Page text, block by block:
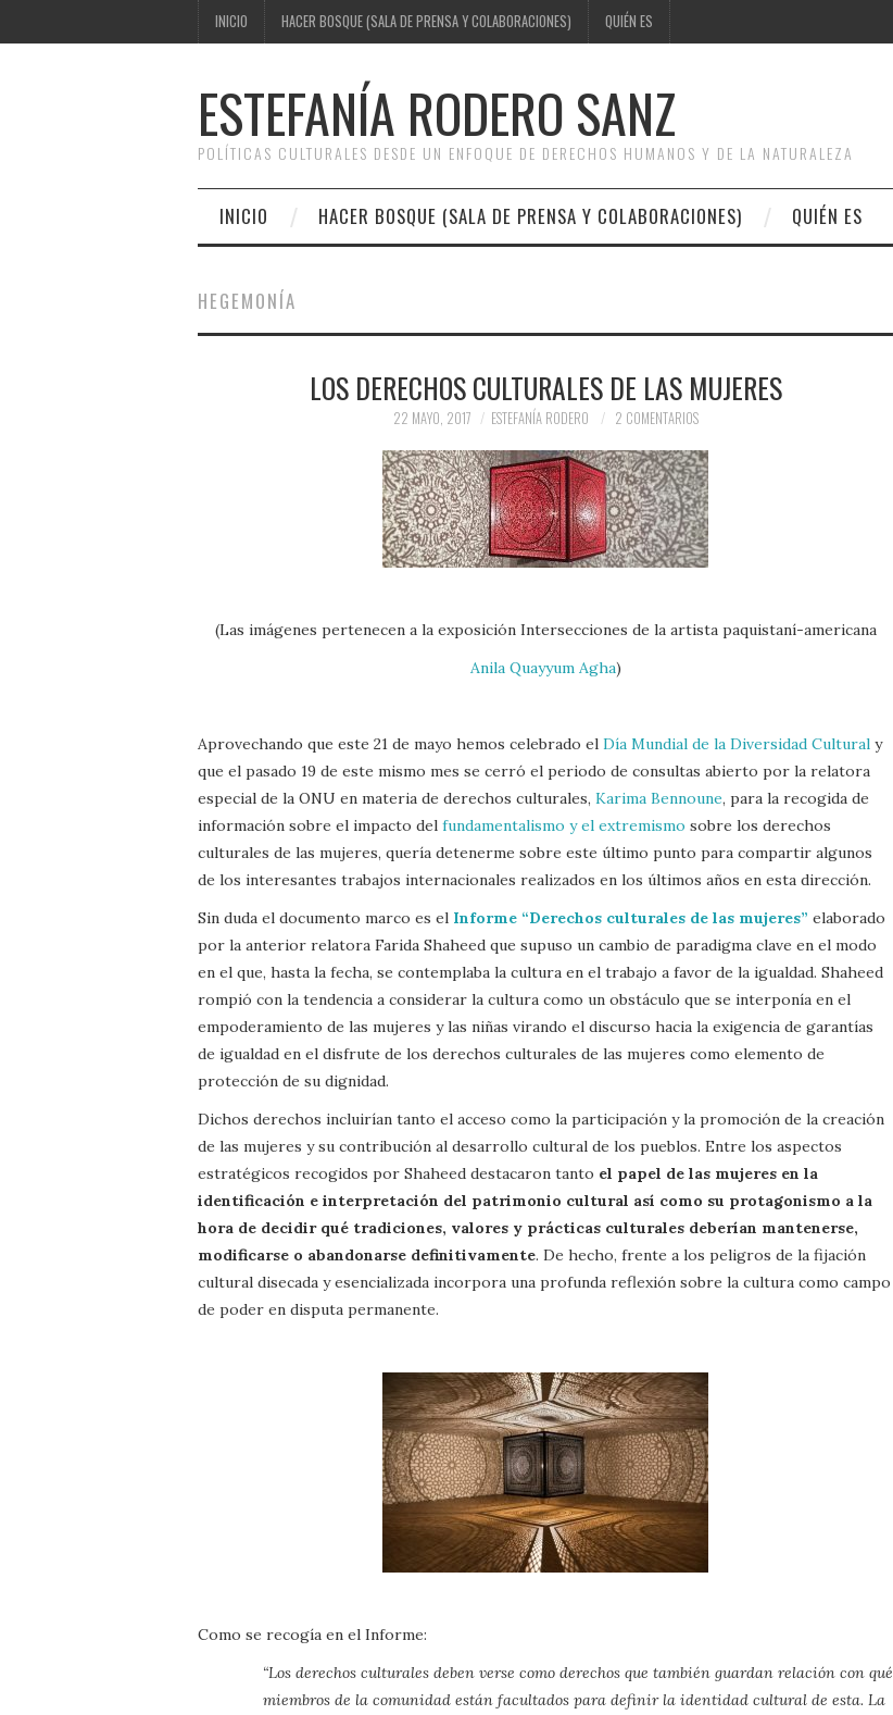
INICIO HACER BOSQUE (SALA DE PRENSA Y COLABORACIONES) QUIÉN ES
ESTEFANÍA RODERO SANZ
POLÍTICAS CULTURALES DESDE UN ENFOQUE DE DERECHOS HUMANOS Y DE LA NATURALEZA
INICIO HACER BOSQUE (SALA DE PRENSA Y COLABORACIONES) QUIÉN ES
HEGEMONÍA
LOS DERECHOS CULTURALES DE LAS MUJERES
22 MAYO, 2017 ESTEFANÍA RODERO 2 COMENTARIOS
(Las imágenes pertenecen a la exposición Intersecciones de la artista paquistaní-americana
Anila Quayyum Agha)
Aprovechando que este 21 de mayo hemos celebrado el Día Mundial de la Diversidad Cultural y
que el pasado 19 de este mismo mes se cerró el periodo de consultas abierto por la relatora
especial de la ONU en materia de derechos culturales, Karima Bennoune, para la recogida de
información sobre el impacto del fundamentalismo y el extremismo sobre los derechos
culturales de las mujeres, quería detenerme sobre este último punto para compartir algunos
de los interesantes trabajos internacionales realizados en los últimos años en esta dirección.
Sin duda el documento marco es el Informe “Derechos culturales de las mujeres” elaborado
por la anterior relatora Farida Shaheed que supuso un cambio de paradigma clave en el modo
en el que, hasta la fecha, se contemplaba la cultura en el trabajo a favor de la igualdad. Shaheed
rompió con la tendencia a considerar la cultura como un obstáculo que se interponía en el
empoderamiento de las mujeres y las niñas virando el discurso hacia la exigencia de garantías
de igualdad en el disfrute de los derechos culturales de las mujeres como elemento de
protección de su dignidad.
Dichos derechos incluirían tanto el acceso como la participación y la promoción de la creación
de las mujeres y su contribución al desarrollo cultural de los pueblos. Entre los aspectos
estratégicos recogidos por Shaheed destacaron tanto el papel de las mujeres en la
identificación e interpretación del patrimonio cultural así como su protagonismo a la
hora de decidir qué tradiciones, valores y prácticas culturales deberían mantenerse,
modificarse o abandonarse definitivamente. De hecho, frente a los peligros de la fijación
cultural disecada y esencializada incorpora una profunda reflexión sobre la cultura como campo
de poder en disputa permanente.
Como se recogía en el Informe:
“Los derechos culturales deben verse como derechos que también guardan relación con qué
miembros de la comunidad están facultados para definir la identidad cultural de esta. La